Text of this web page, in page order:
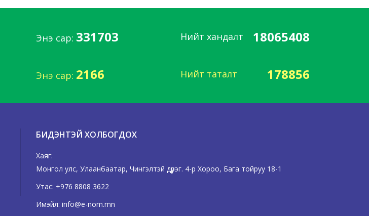
Энэ сар: 331703 Нийт хандалт 18065408
Энэ сар: 2166 Нийт таталт 178856
БИДЭНТЭЙ ХОЛБОГДОХ
Хаяг:
Монгол улс, Улаанбаатар, Чингэлтэй дүүрэг. 4-р Хороо, Бага тойруу 18-1
Утас: +976 8808 3622
Имэйл: info@e-nom.mn